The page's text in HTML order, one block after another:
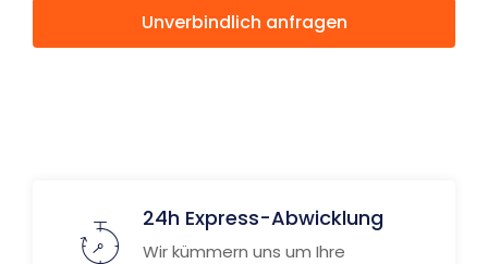
Unverbindlich anfragen
24h Express-Abwicklung
Wir kümmern uns um Ihre